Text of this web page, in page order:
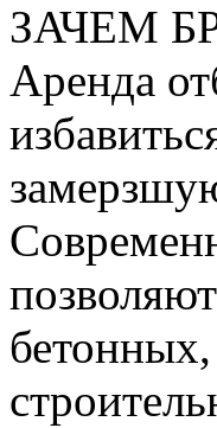
ЗАЧЕМ
Аренда